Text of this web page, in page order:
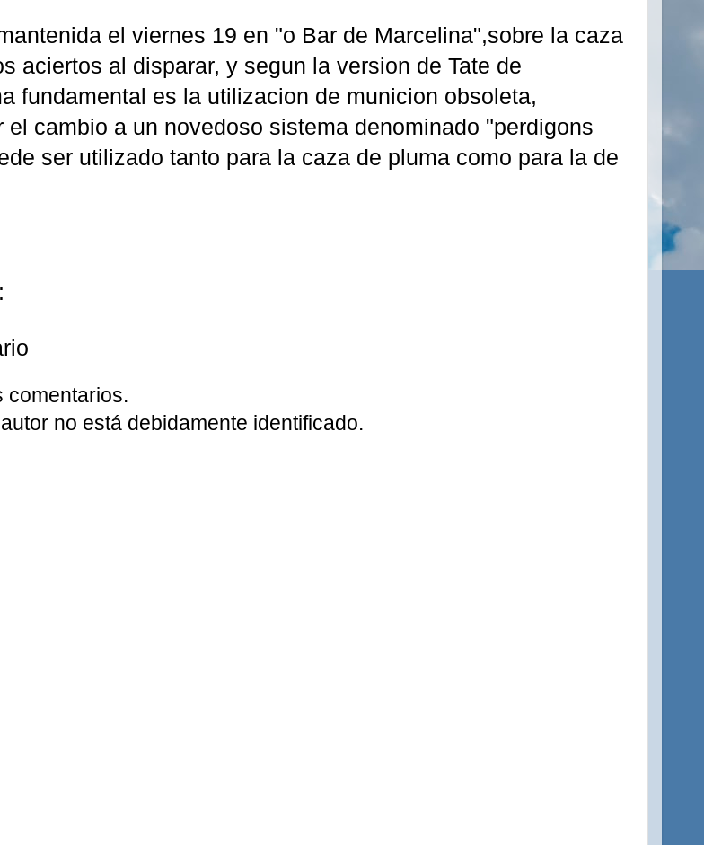
el viernes 19 en "o Bar de Marcelina",sobre la caza
aciertos al disparar, y segun la version de Tate de
fundamental es la utilizacion de municion obsoleta,
el cambio a un novedoso sistema denominado "perdigons
ser utilizado tanto para la caza de pluma como para la de
comentarios.
no está debidamente identificado.